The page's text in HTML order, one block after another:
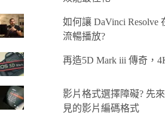
如何讓 DaVinci Resolve
流暢播放?
再造5D Mark iii 傳奇，
影片格式選擇障礙? 先
見的影片編碼格式